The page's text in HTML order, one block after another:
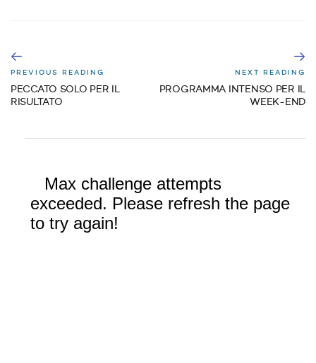
PREVIOUS READING
PECCATO SOLO PER IL
RISULTATO
NEXT READING
PROGRAMMA INTENSO PER IL
WEEK-END